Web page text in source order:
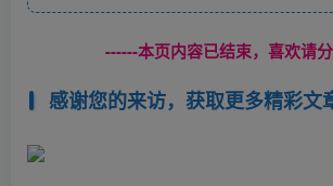
------本页内容已结束，喜欢请
感谢您的来访，获取更多精彩文